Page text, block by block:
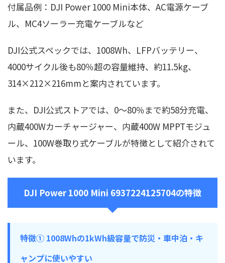
付属品例：DJI Power 1000 Mini本体、AC電源ケーブ
ル、MC4ソーラー充電ケーブルなど
DJI公式スペックでは、1008Wh、LFPバッテリー、
4000サイクル後も80％超の容量維持、約11.5kg、
314×212×216mmと案内されています。
また、DJI公式ストアでは、0〜80％まで約58分充電、
内蔵400Wカーチャージャー、内蔵400W MPPTモジュ
ール、100W巻取り式ケーブルが特徴として紹介されて
います。
DJI Power 1000 Mini 6937224125704の特徴
特徴① 1008Whの1kWh級容量で防災・車中泊・キ
ャンプに使いやすい